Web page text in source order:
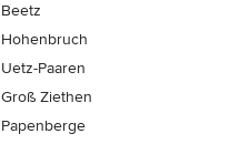
Beetz
Hohenbruch
Uetz-Paaren
Groß Ziethen
Papenberge